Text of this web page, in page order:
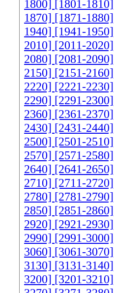
1800] [1801-1810]
1870] [1871-1880]
1940] [1941-1950]
2010] [2011-2020]
2080] [2081-2090]
2150] [2151-2160]
2220] [2221-2230]
2290] [2291-2300]
2360] [2361-2370]
2430] [2431-2440]
2500] [2501-2510]
2570] [2571-2580]
2640] [2641-2650]
2710] [2711-2720]
2780] [2781-2790]
2850] [2851-2860]
2920] [2921-2930]
2990] [2991-3000]
3060] [3061-3070]
3130] [3131-3140]
3200] [3201-3210]